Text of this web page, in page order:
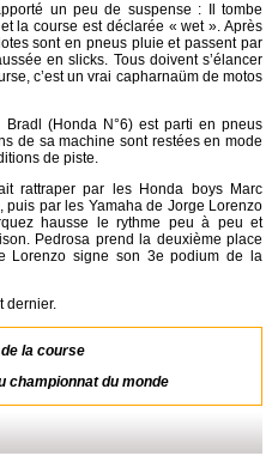
un peu de suspense : Il tombe
la course est déclarée « wet ». Après
sont en pneus pluie et passent par
en slicks. Tous doivent s’élancer
c’est un vrai capharnaüm de motos
(Honda N°6) est parti en pneus
de sa machine sont restées en mode
de piste.
rattraper par les Honda boys Marc
puis par les Yamaha de Jorge Lorenzo
hausse le rythme peu à peu et
Pedrosa prend la deuxième place
Lorenzo signe son 3e podium de la
dernier.
la course
championnat du monde